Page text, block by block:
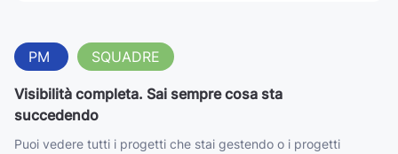
PM SQUADRE
Visibilità completa. Sai sempre cosa sta
succedendo
Puoi vedere tutti i progetti che stai gestendo o i progetti